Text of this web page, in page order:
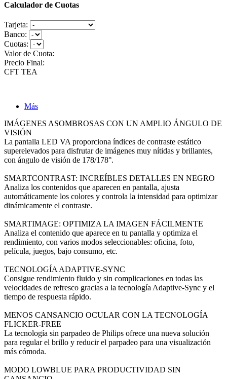
Calculador de Cuotas
Tarjeta:
Banco:
Cuotas:
Valor de Cuota:
Precio Final:
CFT TEA
Más
IMÁGENES ASOMBROSAS CON UN AMPLIO ÁNGULO DE
VISIÓN
La pantalla LED VA proporciona índices de contraste estático
superelevados para disfrutar de imágenes muy nítidas y brillantes,
con ángulo de visión de 178/178°.
SMARTCONTRAST: INCREÍBLES DETALLES EN NEGRO
Analiza los contenidos que aparecen en pantalla, ajusta
automáticamente los colores y controla la intensidad para optimizar
dinámicamente el contraste.
SMARTIMAGE: OPTIMIZA LA IMAGEN FÁCILMENTE
Analiza el contenido que aparece en tu pantalla y optimiza el
rendimiento, con varios modos seleccionables: oficina, foto,
película, juegos, bajo consumo, etc.
TECNOLOGÍA ADAPTIVE-SYNC
Consigue rendimiento fluido y sin complicaciones en todas las
velocidades de refresco gracias a la tecnología Adaptive-Sync y el
tiempo de respuesta rápido.
MENOS CANSANCIO OCULAR CON LA TECNOLOGÍA
FLICKER-FREE
La tecnología sin parpadeo de Philips ofrece una nueva solución
para regular el brillo y reducir el parpadeo para una visualización
más cómoda.
MODO LOWBLUE PARA PRODUCTIVIDAD SIN